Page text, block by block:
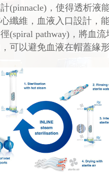
(pinnacle)，使得透析液
纖維，血液入口設計，
(spiral pathway)，將血
可以避免血液在帽蓋緣